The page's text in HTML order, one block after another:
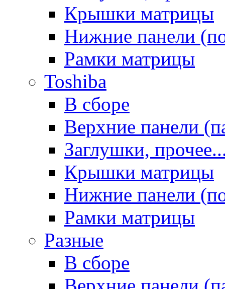
Крышки матрицы
Нижние панели
Рамки матрицы
Toshiba
В сборе
Верхние панели
Заглушки,
Крышки матрицы
Нижние панели
Рамки матрицы
Разные
В сборе